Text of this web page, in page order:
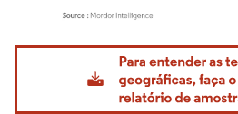
Imagem © Mordor Intelligence. O reuso